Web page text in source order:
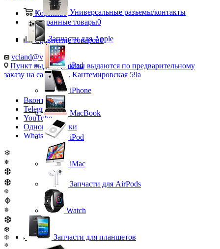
Корзина0
Избранные товары0
Сравнение товаров0
vcland@vcland.ru
Пункт выдачи (заказы выдаются по предварительному
заказу на сайте), ул. Кантемировская 59а
Вконтакте
Telegram
YouTube
Одноклассники
WhatsApp
❄
❄
❆
❆
❆
❅
❅
❆
❆
❆
❄
Универсальные разъемы/контакты
Запчасти для Apple
iPad
iPhone
MacBook
iPod
iMac
Запчасти для AirPods
Watch
Запчасти для планшетов